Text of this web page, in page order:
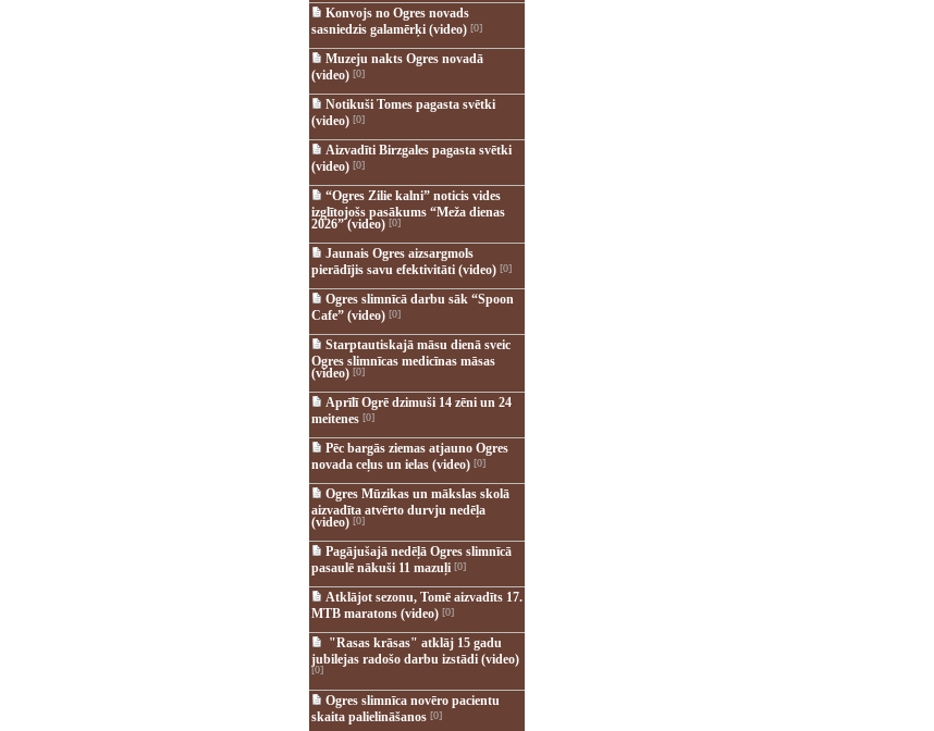
Konvojs no Ogres novads
sasniedzis galamērķi (video)[0]
Muzeju nakts Ogres novadā
(video)[0]
Notikuši Tomes pagasta svētki
(video)[0]
Aizvadīti Birzgales pagasta svētki
(video)[0]
“Ogres Zilie kalni” noticis vides
izglītojošs pasākums “Meža dienas
2026” (video)[0]
Jaunais Ogres aizsargmols
pierādījis savu efektivitāti (video)[0]
Ogres slimnīcā darbu sāk “Spoon
Cafe” (video)[0]
Starptautiskajā māsu dienā sveic
Ogres slimnīcas medicīnas māsas
(video)[0]
Aprīlī Ogrē dzimuši 14 zēni un 24
meitenes [0]
Pēc bargās ziemas atjauno Ogres
novada ceļus un ielas (video)[0]
Ogres Mūzikas un mākslas skolā
aizvadīta atvērto durvju nedēļa
(video)[0]
Pagājušajā nedēļā Ogres slimnīcā
pasaulē nākuši 11 mazuļi[0]
Atklājot sezonu, Tomē aizvadīts 17.
MTB maratons (video)[0]
"Rasas krāsas" atklāj 15 gadu
jubilejas radošo darbu izstādi (video)
[0]
Ogres slimnīca novēro pacientu
skaita palielināšanos [0]